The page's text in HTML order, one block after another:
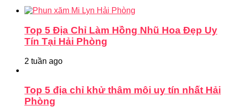
Top 5 Địa Chỉ Làm Hồng Nhũ Hoa Đẹp Uy
Tín Tại Hải Phòng
2 tuần ago
Top 5 địa chỉ khử thâm môi uy tín nhất Hải
Phòng